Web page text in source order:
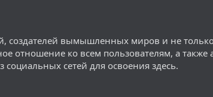
создателей вымышленных миров и не
отношение ко всем пользователям, а также
сетей для освоения здесь.